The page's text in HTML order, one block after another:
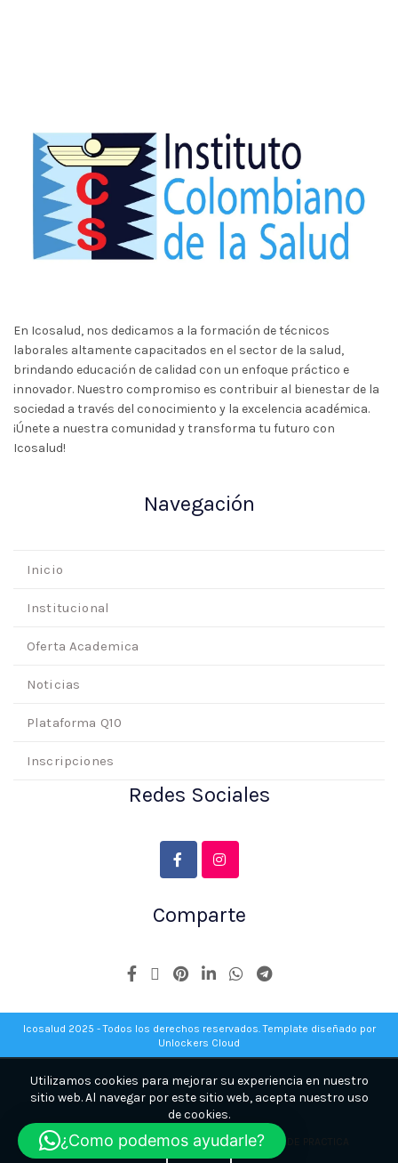
En Icosalud, nos dedicamos a la formación de técnicos
laborales altamente capacitados en el sector de la salud,
brindando educación de calidad con un enfoque práctico e
innovador. Nuestro compromiso es contribuir al bienestar de la
sociedad a través del conocimiento y la excelencia académica.
¡Únete a nuestra comunidad y transforma tu futuro con
Icosalud!
Navegación
Inicio
Institucional
Oferta Academica
Noticias
Plataforma Q10
Inscripciones
Redes Sociales
Comparte
Icosalud 2025 - Todos los derechos reservados. Template diseñado por
Unlockers Cloud
REGLAMENTO INTERNO ICOSALUD -REGLAMENTO DE PRACTICA
¿Como podemos ayudarle?
Utilizamos cookies para mejorar su experiencia en nuestro
sitio web. Al navegar por este sitio web, acepta nuestro uso
de cookies.
ACEPTE